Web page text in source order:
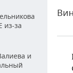
из-за
и